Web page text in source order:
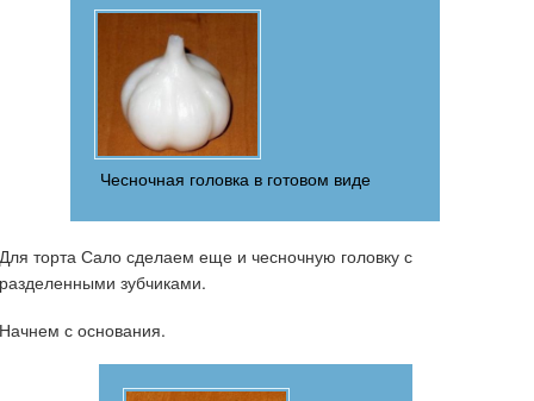
Чесночная головка в готовом виде
Для торта Сало сделаем еще и чесночную головку с
разделенными зубчиками.
Начнем с основания.